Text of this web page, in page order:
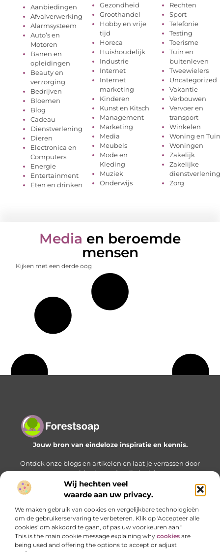
Wij hechten veel
waarde aan uw privacy.
We maken gebruik van cookies en vergelijkbare technologieën
om de gebruikerservaring te verbeteren. Klik op 'Accepteer alle
cookies' om akkoord te gaan, of pas uw voorkeuren aan."
This is the main cookie message explaining why cookies are
being used and offering the options to accept or adjust
Aanbiedingen
Afvalverwerking
Alarmsysteem
Auto’s en
Motoren
Banen en
opleidingen
Beauty en
verzorging
Bedrijven
Bloemen
Blog
Cadeau
Dienstverlening
Dieren
Electronica en
Computers
Energie
Entertainment
Eten en drinken
Gezondheid
Groothandel
Hobby en vrije
tijd
Horeca
Huishoudelijk
Industrie
Internet
Internet
marketing
Kinderen
Kunst en Kitsch
Management
Marketing
Media
Meubels
Mode en
Kleding
Muziek
Onderwijs
Rechten
Sport
Telefonie
Testing
Toerisme
Tuin en
buitenleven
Tweewielers
Uncategorized
Vakantie
Verbouwen
Vervoer en
transport
Winkelen
Woning en Tuin
Woningen
Zakelijk
Zakelijke
dienstverlening
Zorg
Media en beroemde
mensen
Kijken met een derde oog
Jouw bron van eindeloze inspiratie en kennis.
Ontdek onze blogs en artikelen en laat je verrassen door
een wereld vol waardevolle inzichten.
Bericht categorie
Onze informatie